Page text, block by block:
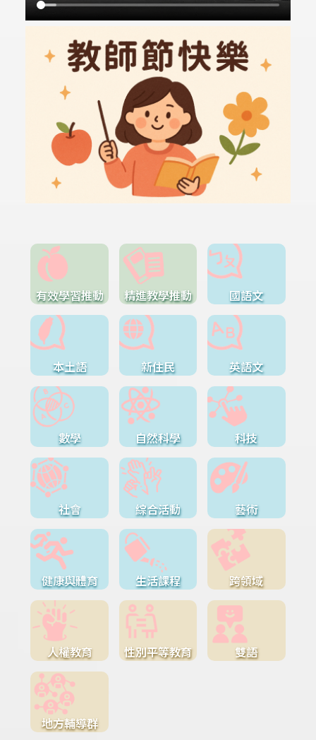
有效學習推動 精進教學推動 國語文
本土語 新住民 英語文
數學 自然科學 科技
社會 綜合活動 藝術
健康與體育 生活課程 跨領域
人權教育 性別平等教育 雙語
地方輔導群